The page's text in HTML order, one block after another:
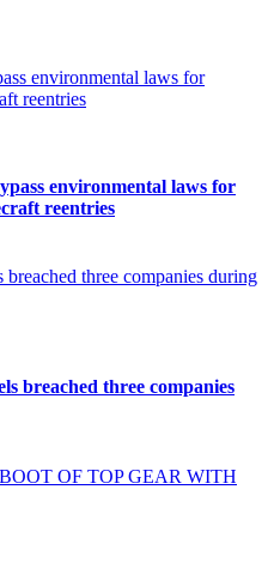
environmental laws for
reentries
environmental laws for
reentries
three companies during
breached three companies
OF TOP GEAR WITH